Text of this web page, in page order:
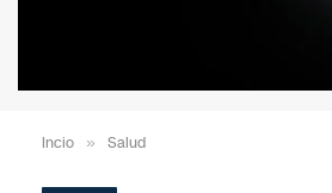
Incio » Salud